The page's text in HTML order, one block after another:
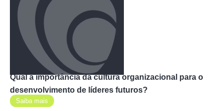
Qual a importância da cultura organizacional para o
desenvolvimento de líderes futuros?
Saiba mais